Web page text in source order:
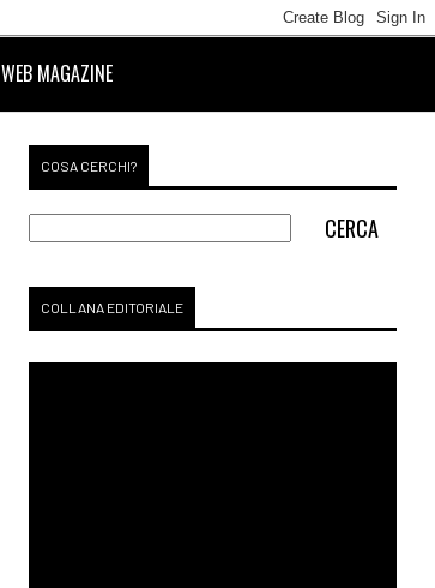
WEB MAGAZINE
COSA CERCHI?
COLLANA EDITORIALE